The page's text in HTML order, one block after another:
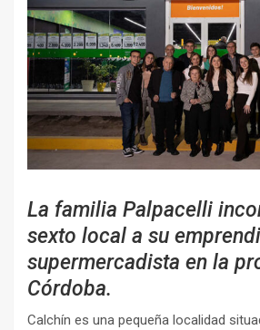
La familia Palpacelli
sexto local a su
supermercadista en la
Córdoba.
Calchín es una pequeña localidad